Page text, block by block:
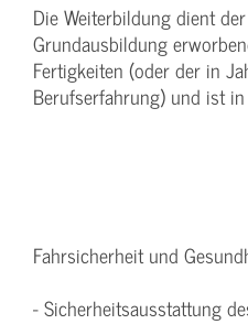
Die Weiterbildung dient
Grundausbildung
Fertigkeiten (oder der in
Berufserfahrung) und ist
Fahrsicherheit und
- Sicherheitsausstattung